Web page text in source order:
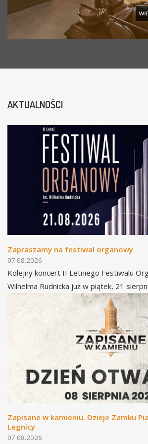
AKTUALNOŚCI
Zapraszamy na festiwal organowy
07.08.2026
Kolejny koncert II Letniego Festiwalu
Wilhelma Rudnicka już w piątek, 21
Zapisane w kamieniu. Dzieje Zamku
Legnicy
07.08.2026